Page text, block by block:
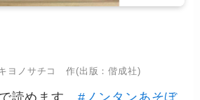
キヨノサチコ 作(出版：偕成社)